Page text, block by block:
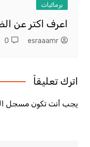
برمائيات
اعرف اكتر عن
esraaamr
0
اترك تعليقاً
يجب أنت تكون مسجل